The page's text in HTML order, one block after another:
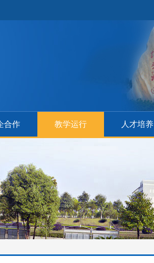
合作 教学运行 人才培养